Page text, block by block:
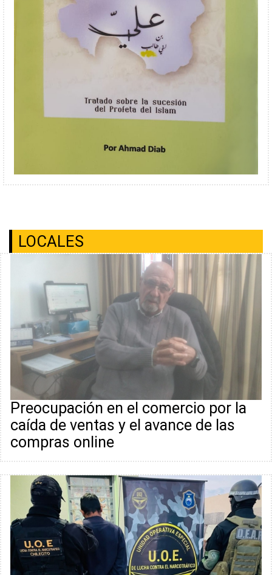
LOCALES
Preocupación en el comercio por la
caída de ventas y el avance de las
compras online